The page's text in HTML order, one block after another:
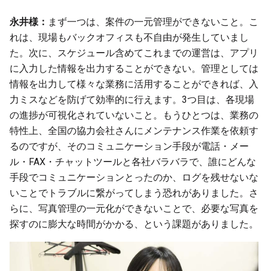
永井様： まず一つは、案件の一元管理ができないこと。こ
れは、現場もバックオフィスも不自由が発生していまし
た。次に、スケジュール含めてこれまでの運営は、アプリ
に入力した情報を出力することができない。管理としては
情報を出力して様々な業務に活用することができれば、入
力ミスなどを防げて効率的に行えます。3つ目は、各現場
の進捗が可視化されていないこと。もうひとつは、業務の
特性上、全国の協力会社さんにメンテナンス作業を依頼す
るのですが、そのコミュニケーション手段が電話・メー
ル・FAX・チャットツールと各社バラバラで、誰にどんな
手段でコミュニケーションとったのか、ログを残せないな
いことでトラブルに繋がってしまう恐れがありました。さ
らに、写真管理の一元化ができないことで、必要な写真を
探すのに膨大な時間がかかる、という課題がありました。